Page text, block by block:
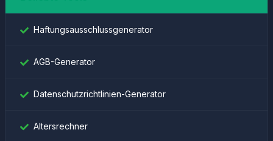
Haftungsausschlussgenerator
AGB-Generator
Datenschutzrichtlinien-Generator
Altersrechner